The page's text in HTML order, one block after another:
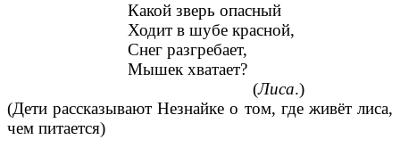
Какой зверь опасный
Ходит в шубе красной,
Снег разгребает,
Мышек хватает?
(Лиса.)
(Дети рассказывают Незнайке о том, где живёт лиса,
чем питается)